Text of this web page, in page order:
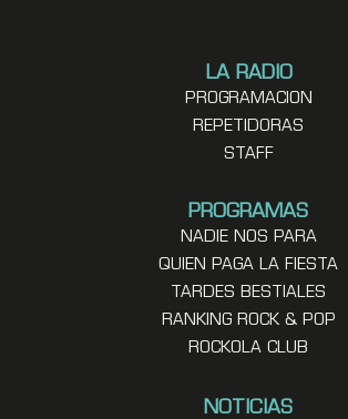
LA RADIO
PROGRAMACION
REPETIDORAS
STAFF
PROGRAMAS
NADIE NOS PARA
QUIEN PAGA LA FIESTA
TARDES BESTIALES
RANKING ROCK & POP
ROCKOLA CLUB
NOTICIAS